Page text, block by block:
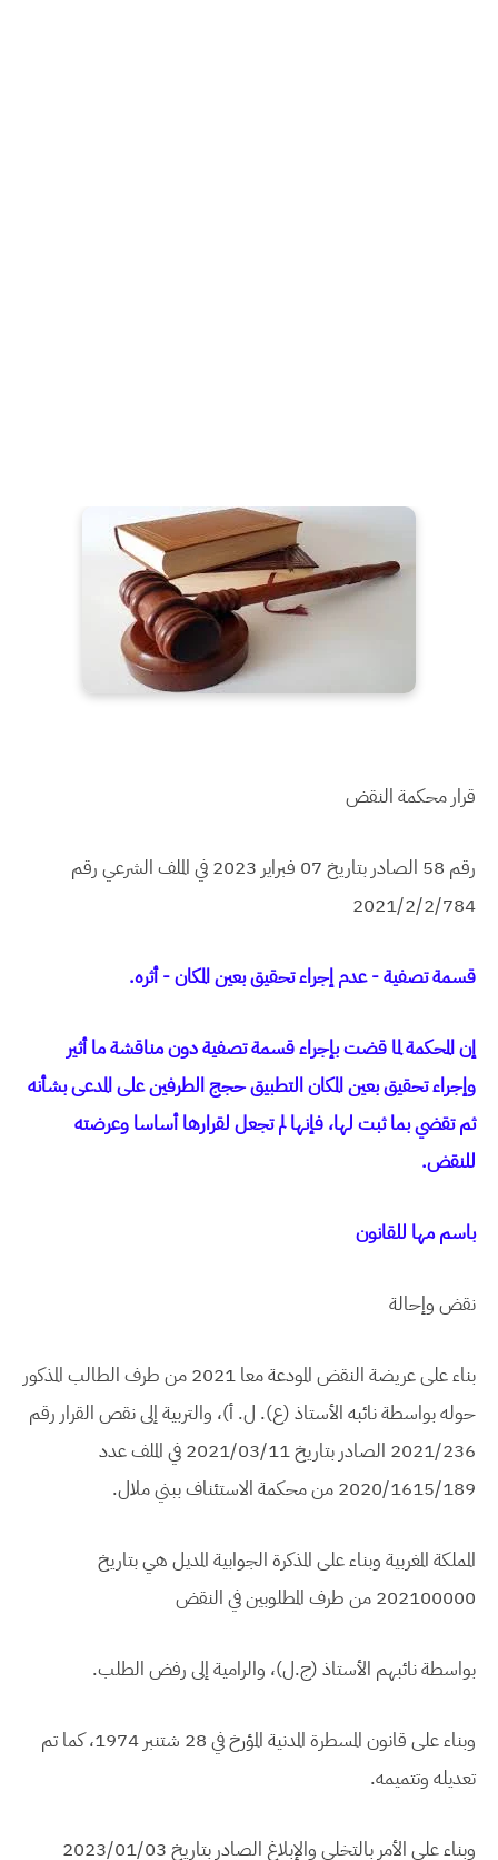
قرار محكمة النقض
رقم 58 الصادر بتاريخ 07 فبراير 2023 في الملف الشرعي رقم
2021/2/2/784
قسمة تصفية - عدم إجراء تحقيق بعين المكان - أثره.
إن المحكمة لما قضت بإجراء قسمة تصفية دون مناقشة ما أثير
وإجراء تحقيق بعين المكان التطبيق حجج الطرفين على المدعى بشأنه
ثم تقضي بما ثبت لها، فإنها لم تجعل لقرارها أساسا وعرضته
للنقض.
باسم مها للقانون
نقض وإحالة
بناء على عريضة النقض المودعة معا 2021 من طرف الطالب المذكور
حوله بواسطة نائبه الأستاذ (ع). ل. أ)، والتربية إلى نقص القرار رقم
2021/236 الصادر بتاريخ 2021/03/11 في الملف عدد
2020/1615/189 من محكمة الاستئناف ببني ملال.
المملكة المغربية وبناء على المذكرة الجوابية المديل هي بتاريخ
202100000 من طرف المطلوبين في النقض
بواسطة نائبهم الأستاذ (ج.ل)، والرامية إلى رفض الطلب.
وبناء على قانون المسطرة المدنية المؤرخ في 28 شتنبر 1974، كما تم
تعديله وتتميمه.
وبناء على الأمر بالتخلي والإبلاغ الصادر بتاريخ 2023/01/03